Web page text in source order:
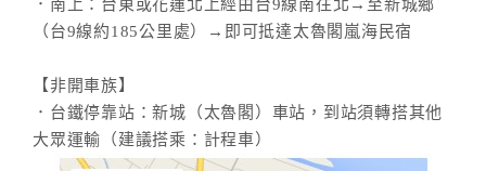
．南上：台東或花蓮北上經由台9線南往北→至新城鄉
（台9線約185公里處）→即可抵達太魯閣嵐海民宿
【非開車族】
．台鐵停靠站：新城（太魯閣）車站，到站須轉搭其他
大眾運輸（建議搭乘：計程車）